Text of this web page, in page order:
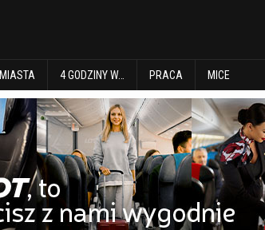
MIASTA 4 GODZINY W… PRACA MICE